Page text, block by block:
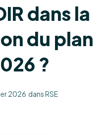
dans la
du plan
?
2026 dansRSE